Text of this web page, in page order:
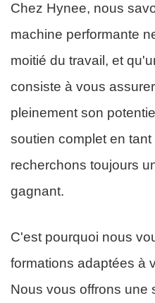
Chez Hynee, nous
machine performante
moitié du travail, et
consiste à vous
pleinement son
soutien complet en
recherchons toujours
gagnant.
C'est pourquoi nous
formations adaptées à
Nous vous offrons une